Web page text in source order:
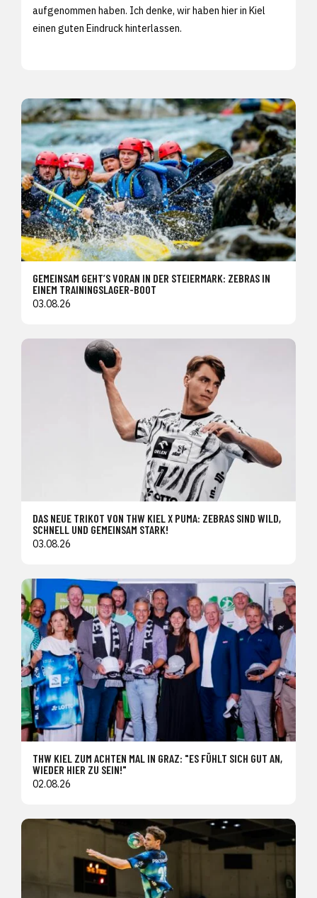
aufgenommen haben. Ich denke, wir haben hier in Kiel
einen guten Eindruck hinterlassen.
GEMEINSAM GEHT’S VORAN IN DER STEIERMARK: ZEBRAS IN
EINEM TRAININGSLAGER-BOOT
03.08.26
DAS NEUE TRIKOT VON THW KIEL X PUMA: ZEBRAS SIND WILD,
SCHNELL UND GEMEINSAM STARK!
03.08.26
THW KIEL ZUM ACHTEN MAL IN GRAZ: "ES FÜHLT SICH GUT AN,
WIEDER HIER ZU SEIN!"
02.08.26